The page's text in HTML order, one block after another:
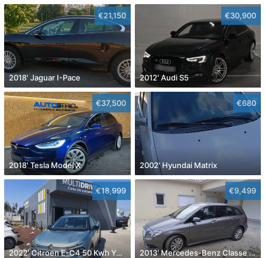
€21,150
2018' Jaguar I-Pace
€30,900
2012' Audi S5
€37,500
2018' Tesla Model X
€680
2002' Hyundai Matrix
€18,999
2022' Citroen E-C4 50 Kwh You!
€9,499
2013' Mercedes-Benz Classe B Cdi Style Aut.